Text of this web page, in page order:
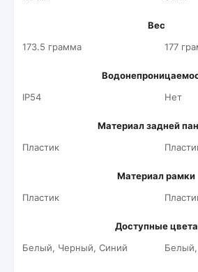
Вес
173.5 грамма
177
IP54
Нет
Материал задней
Пластик
Материал рамки
Пластик
Доступные цвета
Белый, Черный, Синий